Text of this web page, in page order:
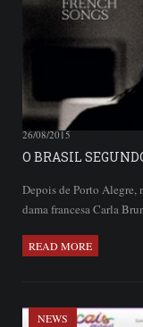
26/08/2015
O BRASIL
Depois de Porto
dama francesa Carla
READ MORE
NEWS